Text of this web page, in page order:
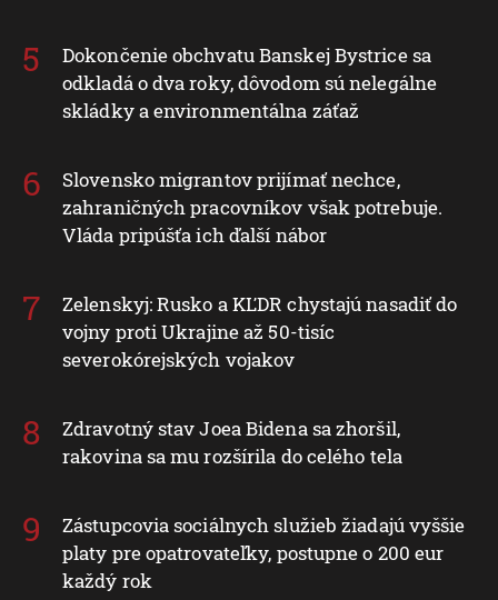
Dokončenie obchvatu Banskej Bystrice sa
odkladá o dva roky, dôvodom sú nelegálne
skládky a environmentálna záťaž
Slovensko migrantov prijímať nechce,
zahraničných pracovníkov však potrebuje.
Vláda pripúšťa ich ďalší nábor
Zelenskyj: Rusko a KĽDR chystajú nasadiť do
vojny proti Ukrajine až 50-tisíc
severokórejských vojakov
Zdravotný stav Joea Bidena sa zhoršil,
rakovina sa mu rozšírila do celého tela
Zástupcovia sociálnych služieb žiadajú vyššie
platy pre opatrovateľky, postupne o 200 eur
každý rok